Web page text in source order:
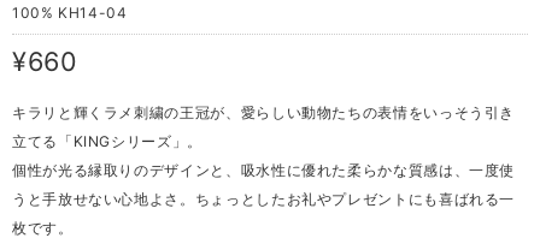
100% KH14-04
¥660
キラリと輝くラメ刺繍の王冠が、愛らしい動物たちの表情をいっそう引き
立てる「KINGシリーズ」。
個性が光る縁取りのデザインと、吸水性に優れた柔らかな質感は、一度使
うと手放せない心地よさ。ちょっとしたお礼やプレゼントにも喜ばれる一
枚です。